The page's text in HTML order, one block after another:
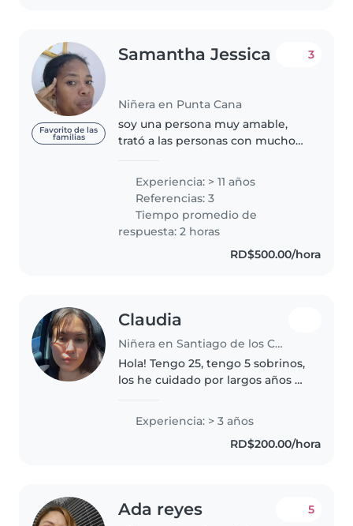
Favorito de las
familias
Samantha Jessica
Niñera en Punta Cana
3
soy una persona muy amable,
trató a las personas con mucho
tengo novio vivo sola con mi hija
,me gusta que me traten con..
Experiencia: > 11 años
Referencias: 3
Tiempo promedio de
respuesta: 2 horas
RD$500.00/hora
Claudia
Niñera en Santiago de los Caballeros
Hola! Tengo 25, tengo 5 sobrinos,
los he cuidado por largos años y
universidad, soy precavida con
niños y presto atención a los
Experiencia: > 3 años
RD$200.00/hora
Ada reyes 5